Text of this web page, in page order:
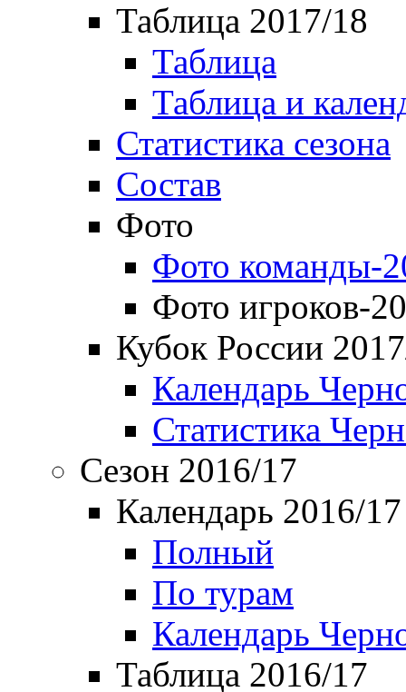
Таблица 2017/18
Таблица
Таблица и
Статистика сезона
Состав
Фото
Фото команды-
Фото игроков-
Кубок России
Календарь
Статистика
Сезон 2016/17
Календарь 2016/17
Полный
По турам
Календарь
Таблица 2016/17